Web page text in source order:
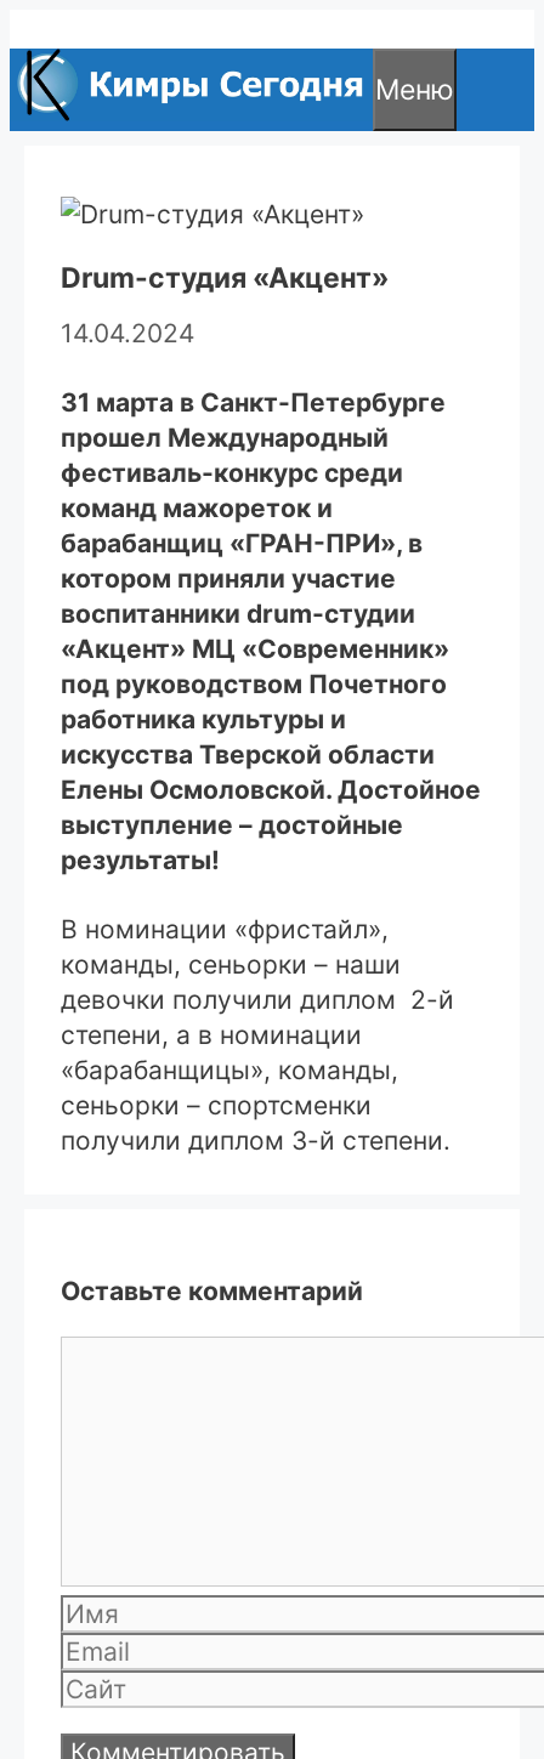
к
содержимому
Меню
Drum-студия «Акцент»
14.04.2024
31 марта в Санкт-Петербурге
прошел Международный
фестиваль-конкурс среди
команд мажореток и
барабанщиц «ГРАН-ПРИ», в
котором приняли участие
воспитанники drum-студии
«Акцент» МЦ «Современник»
под руководством Почетного
работника культуры и
искусства Тверской области
Елены Осмоловской. Достойное
выступление – достойные
результаты!
В номинации «фристайл»,
команды, сеньорки – наши
девочки получили диплом 2-й
степени, а в номинации
«барабанщицы», команды,
сеньорки – спортсменки
получили диплом 3-й степени.
Оставьте комментарий
Имя
Email
Сайт